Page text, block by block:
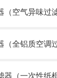
空气异味过